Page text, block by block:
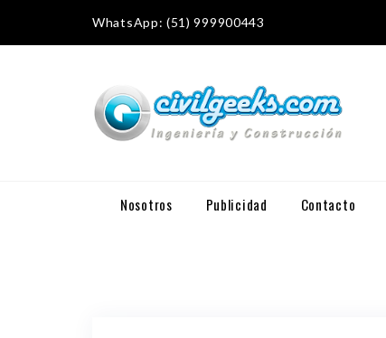
WhatsApp: (51) 999900443
Nosotros Publicidad Contacto